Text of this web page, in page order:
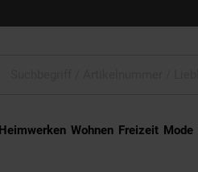
Heimwerken Wohnen Freizeit Mode